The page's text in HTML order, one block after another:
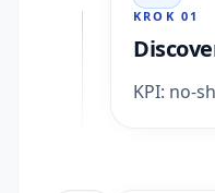
KROK 01
KPI: no-